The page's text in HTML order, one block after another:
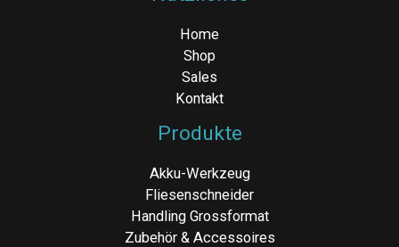
Home
Shop
Sales
Kontakt
Produkte
Akku-Werkzeug
Fliesenschneider
Handling Grossformat
Zubehör & Accessoires